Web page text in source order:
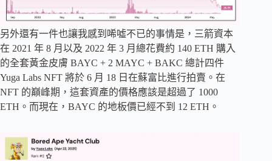
另外還有一件也讓我感到唏噓不已的事情是，三箭資本
在 2021 年 8 月以及 2022 年 3 月總花費約 140 ETH 購入
的全套黃金皮膚 BAYC + 2 MAYC + BAKC 總計四件
Yuga Labs NFT 將於 6 月 18 日在蘇富比進行拍賣。在
NFT 的巔峰期，這套資產的價格應該是超過了 1000
ETH。而現在，BAYC 的地板價已經不到 12 ETH。